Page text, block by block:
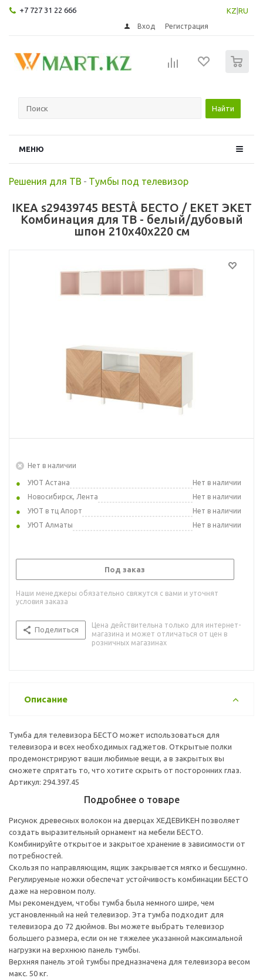
+7 727 31 22 666 KZ RU
Вход Регистрация
Найти
МЕНЮ
Решения для ТВ - Тумбы под телевизор
IKEA s29439745 BESTÅ БЕСТО / EKET ЭКЕТ
Комбинация для ТВ - белый/дубовый
шпон 210x40x220 см
Нет в наличии
УЮТ Астана
Нет в наличии
Новосибирск, Лента
Нет в наличии
УЮТ в тц Апорт
Нет в наличии
УЮТ Алматы
Нет в наличии
Под заказ
Наши менеджеры обязательно свяжутся с вами и уточнят
условия заказа
Поделиться
Цена действительна только для интернет-
магазина и может отличаться от цен в
розничных магазинах
Описание
Тумба для телевизора БЕСТО может использоваться для
телевизора и всех необходимых гаджетов. Открытые полки
продемонстрируют ваши любимые вещи, а в закрытых вы
сможете спрятать то, что хотите скрыть от посторонних глаз.
Артикул: 294.397.45
Подробнее о товаре
Рисунок древесных волокон на дверцах ХЕДЕВИКЕН позволяет
создать выразительный орнамент на мебели БЕСТО.
Комбинируйте открытое и закрытое хранение в зависимости от
потребностей.
Скользя по направляющим, ящик закрывается мягко и бесшумно.
Регулируемые ножки обеспечат устойчивость комбинации БЕСТО
даже на неровном полу.
Мы рекомендуем, чтобы тумба была немного шире, чем
установленный на ней телевизор. Эта тумба подходит для
телевизора до 72 дюймов. Вы можете выбрать телевизор
большего размера, если он не тяжелее указанной максимальной
нагрузки на верхнюю панель тумбы.
Верхняя панель этой тумбы предназначена для телевизора весом
макс. 50 кг.